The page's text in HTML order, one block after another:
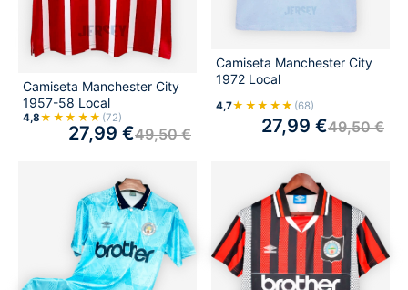
Camiseta Manchester City
1957-58 Local
4,8★★★★★ (72)
49,50€
27,99 €
Camiseta Manchester City
1972 Local
4,7★★★★★ (68)
49,50€
27,99 €